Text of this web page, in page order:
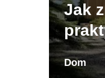
Jak
Dom